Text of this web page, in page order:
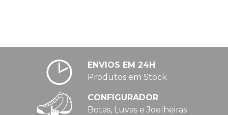
ENVIOS EM 24H
Produtos em Stock
CONFIGURADOR
Botas, Luvas e Joelheiras